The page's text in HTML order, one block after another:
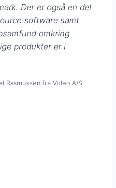
Der er også en del
software samt
omkring
produkter er i
Rasmussen fra Video A/S